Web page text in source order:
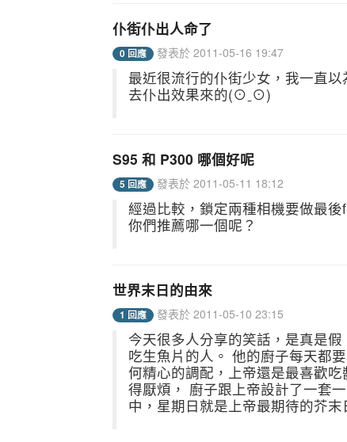
仆街仆出人命了
0 回應 發表於 2011-05-16 19:47
最近很流行的仆街少女，我一直
去仆出效果來的(⊙ˍ⊙)
S95 和 P300 哪個好呢
5 回應 發表於 2011-05-11 18:12
經過比較，鎖定兩種相機要做最
你們推薦哪一個呢？
世界末日的由來
1 回應 發表於 2011-05-10 23:15
今天很多人分享的笑話，是真是
吃生魚片的人。 他的廚子每天都
何精心的調配，上帝還是最喜歡
得厭煩， 廚子跟上帝設計了一套
中，星期日就是上帝最期待的芥